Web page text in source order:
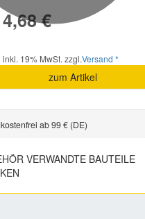
4,68 €
inkl. 19% MwSt. zzgl.Versand *
zum Artikel
ab 99 € (DE)
VERWANDTE BAUTEILE